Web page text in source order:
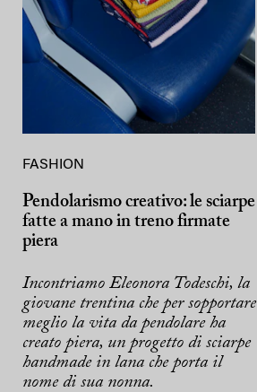
FASHION
Pendolarismo creativo: le sciarpe
fatte a mano in treno firmate
piera
Incontriamo Eleonora Todeschi, la
giovane trentina che per sopportare
meglio la vita da pendolare ha
creato piera, un progetto di sciarpe
handmade in lana che porta il
nome di sua nonna.